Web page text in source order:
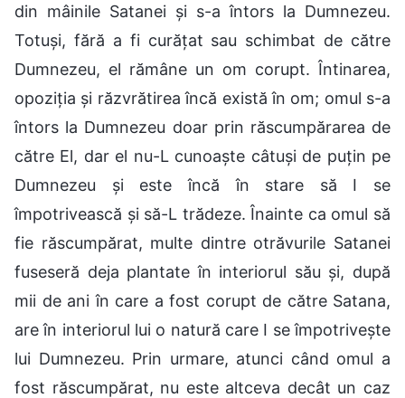
din mâinile Satanei și s-a întors la Dumnezeu.
Totuși, fără a fi curățat sau schimbat de către
Dumnezeu, el rămâne un om corupt. Întinarea,
opoziția și răzvrătirea încă există în om; omul s-a
întors la Dumnezeu doar prin răscumpărarea de
către El, dar el nu-L cunoaște câtuși de puțin pe
Dumnezeu și este încă în stare să I se
împotrivească și să-L trădeze. Înainte ca omul să
fie răscumpărat, multe dintre otrăvurile Satanei
fuseseră deja plantate în interiorul său și, după
mii de ani în care a fost corupt de către Satana,
are în interiorul lui o natură care I se împotrivește
lui Dumnezeu. Prin urmare, atunci când omul a
fost răscumpărat, nu este altceva decât un caz